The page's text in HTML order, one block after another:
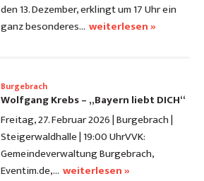
den 13. Dezember, erklingt um 17 Uhr ein
ganz besonderes… weiterlesen »
Burgebrach
Wolfgang Krebs – „Bayern liebt DICH“
Freitag, 27. Februar 2026 | Burgebrach |
Steigerwaldhalle | 19:00 UhrVVK:
Gemeindeverwaltung Burgebrach,
Eventim.de,… weiterlesen »